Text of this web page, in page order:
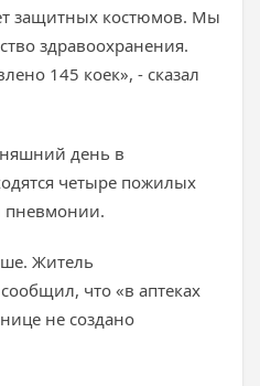
защитных костюмов. Мы
здравоохранения.
145 коек», - сказал
день в
четыре пожилых
пневмонии.
Житель
что «в аптеках
не создано